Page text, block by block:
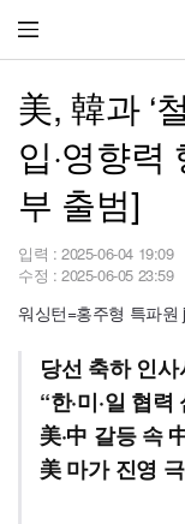
美, 韓과 ‘
입·영향력
부 출범]
입력 : 2025-06-04 19:09
수정 : 2025-06-05 23:59
워싱턴=홍주형 특파원
당선 축하 인
“한·미·일 협
美·中 갈등 속
美 마가 진영